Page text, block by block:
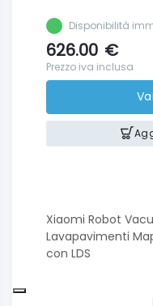
Disponibilità
626.00 €
Prezzo iva inclusa
Xiaomi Robot
Lavapavimenti
con LDS